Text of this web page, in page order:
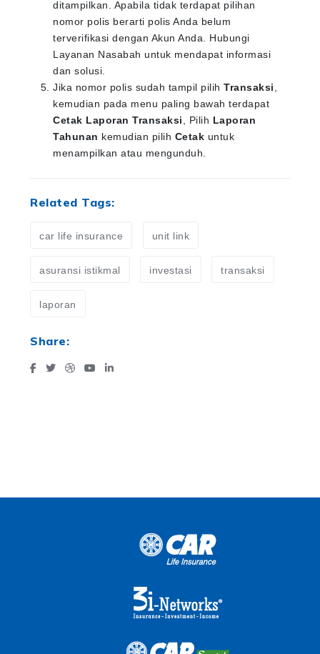
ditampilkan. Apabila tidak terdapat pilihan
nomor polis berarti polis Anda belum
terverifikasi dengan Akun Anda. Hubungi
Layanan Nasabah untuk mendapat informasi
dan solusi.
Jika nomor polis sudah tampil pilihTransaksi
kemudian pada menu paling bawah terdapat
Cetak Laporan Transaksi
, Pilih Laporan
Tahunan kemudian pilih Cetak untuk
menampilkan atau mengunduh.
Related Tags:
car life insurance unit link
asuransi istikmal investasi transaksi
laporan
Share: